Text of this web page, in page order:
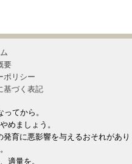
要
ポリシー
基づく表記
てから。
めましょう。
育に悪影響を与えるおそれがあり
適量を。